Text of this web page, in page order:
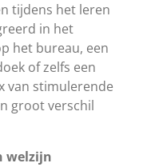
tijdens het leren
in het
het bureau, een
of zelfs een
van stimulerende
groot verschil
welzijn